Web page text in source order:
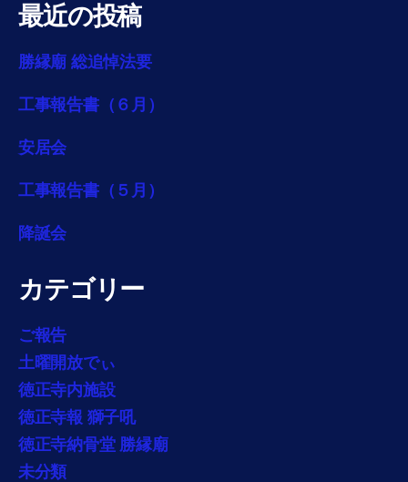
最近の投稿
勝縁廟 総追悼法要
工事報告書（６月）
安居会
工事報告書（５月）
降誕会
カテゴリー
ご報告
土曜開放でぃ
徳正寺内施設
徳正寺報 獅子吼
徳正寺納骨堂 勝縁廟
未分類